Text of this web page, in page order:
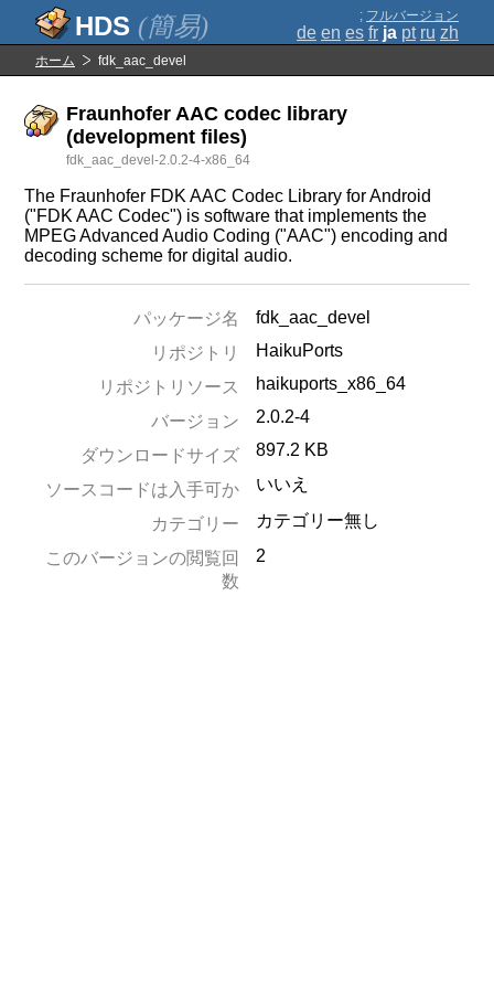
(簡易) ; フルバージョン
de en es fr ja pt ru zh
ホーム fdk_aac_devel
Fraunhofer AAC codec library
(development files)
fdk_aac_devel-2.0.2-4-x86_64
The Fraunhofer FDK AAC Codec Library for Android
("FDK AAC Codec") is software that implements the
MPEG Advanced Audio Coding ("AAC") encoding and
decoding scheme for digital audio.
パッケージ名
fdk_aac_devel
リポジトリ
HaikuPorts
リポジトリソース
haikuports_x86_64
バージョン
2.0.2-4
ダウンロードサイズ 897.2 KB
ソースコードは入手可か いいえ
カテゴリー
カテゴリー無し
このバージョンの閲覧回
数
2